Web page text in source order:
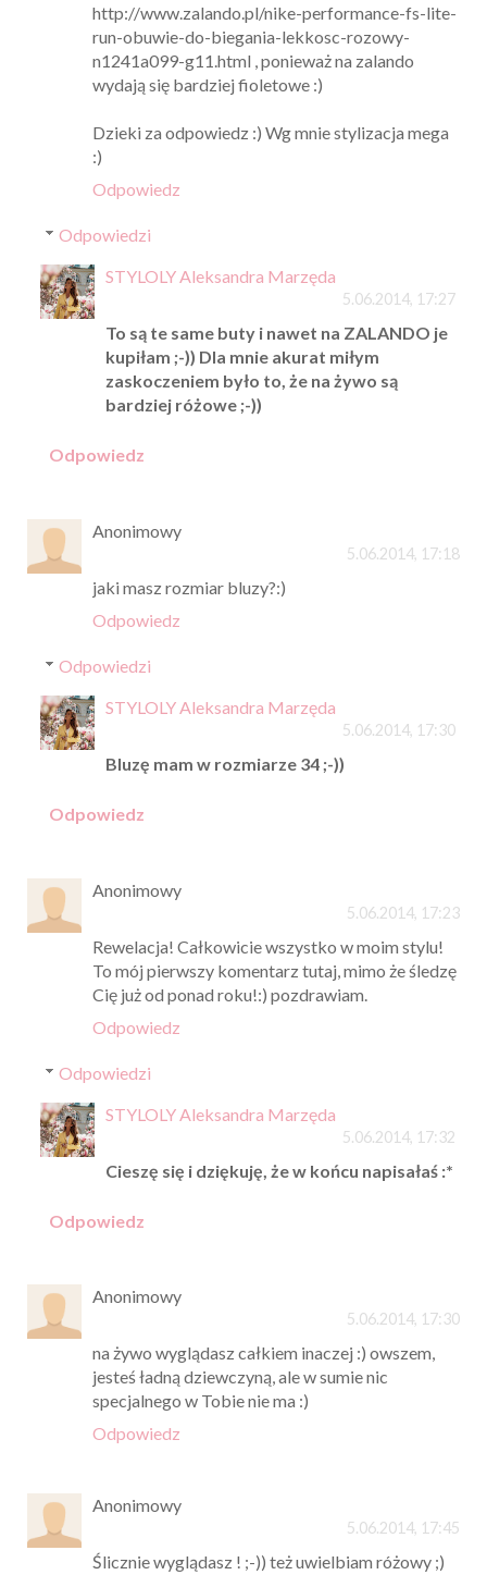
http://www.zalando.pl/nike-performance-fs-lite-
run-obuwie-do-biegania-lekkosc-rozowy-
n1241a099-g11.html , ponieważ na zalando
wydają się bardziej fioletowe :)
Dzieki za odpowiedz :) Wg mnie stylizacja mega
:)
Odpowiedz
Odpowiedzi
STYLOLY Aleksandra Marzęda
5.06.2014, 17:27
To są te same buty i nawet na ZALANDO je
kupiłam ;-)) Dla mnie akurat miłym
zaskoczeniem było to, że na żywo są
bardziej różowe ;-))
Odpowiedz
Anonimowy
5.06.2014, 17:18
jaki masz rozmiar bluzy?:)
Odpowiedz
Odpowiedzi
STYLOLY Aleksandra Marzęda
5.06.2014, 17:30
Bluzę mam w rozmiarze 34 ;-))
Odpowiedz
Anonimowy
5.06.2014, 17:23
Rewelacja! Całkowicie wszystko w moim stylu!
To mój pierwszy komentarz tutaj, mimo że śledzę
Cię już od ponad roku!:) pozdrawiam.
Odpowiedz
Odpowiedzi
STYLOLY Aleksandra Marzęda
5.06.2014, 17:32
Cieszę się i dziękuję, że w końcu napisałaś :*
Odpowiedz
Anonimowy
5.06.2014, 17:30
na żywo wyglądasz całkiem inaczej :) owszem,
jesteś ładną dziewczyną, ale w sumie nic
specjalnego w Tobie nie ma :)
Odpowiedz
Anonimowy
5.06.2014, 17:45
Ślicznie wyglądasz ! ;-)) też uwielbiam różowy ;)